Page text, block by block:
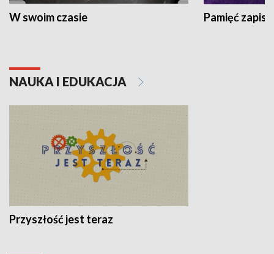
W swoim czasie Pamięć
NAUKA I EDUKACJA
Przyszłość jest teraz